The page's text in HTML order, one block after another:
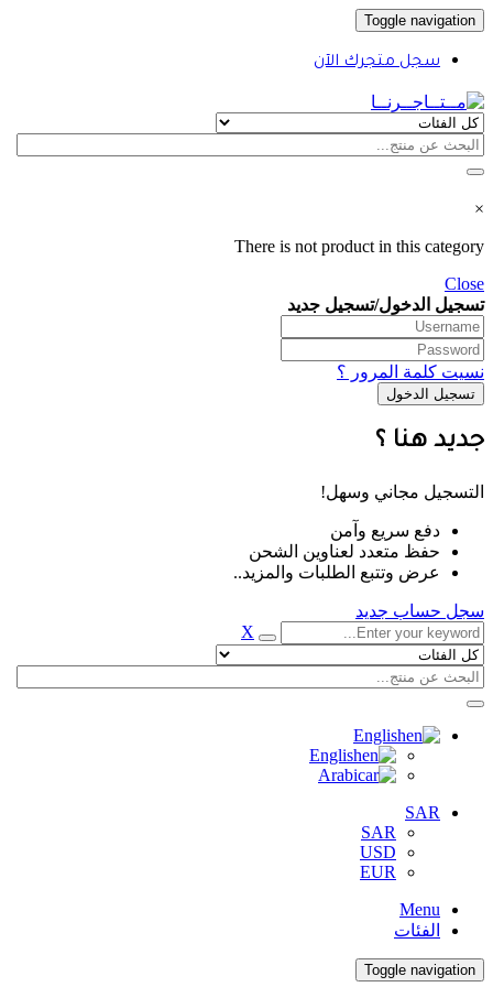
Toggle navigation
سجل متجرك الآن
×
There is not product in this category
Close
تسجيل الدخول/تسجيل جديد
نسيت كلمة المرور ؟
جديد هنا ؟
التسجيل مجاني وسهل!
دفع سريع وآمن
حفظ متعدد لعناوين الشحن
عرض وتتبع الطلبات والمزيد..
سجل حساب جديد
X
English
English
Arabic
SAR
SAR
USD
EUR
Menu
الفئات
Toggle navigation